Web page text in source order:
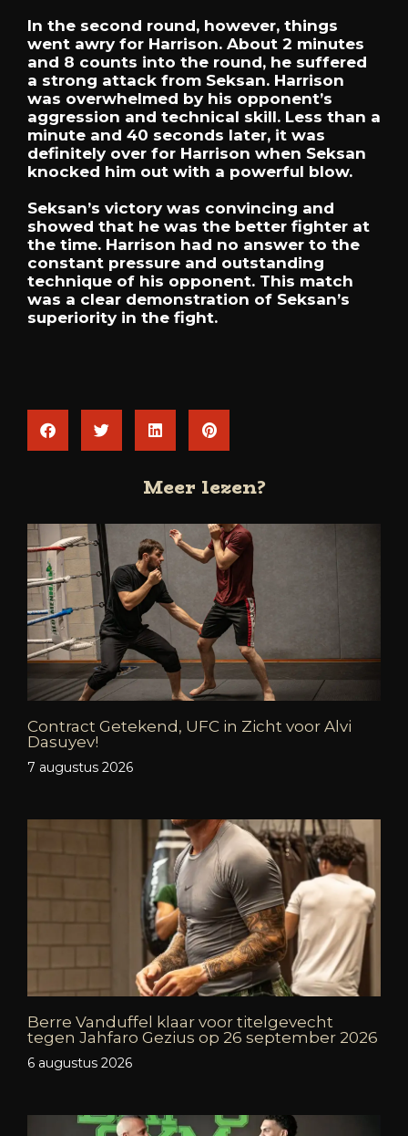
In the second round, however, things
went awry for Harrison. About 2 minutes
and 8 counts into the round, he suffered
a strong attack from Seksan. Harrison
was overwhelmed by his opponent’s
aggression and technical skill. Less than a
minute and 40 seconds later, it was
definitely over for Harrison when Seksan
knocked him out with a powerful blow.
Seksan’s victory was convincing and
showed that he was the better fighter at
the time. Harrison had no answer to the
constant pressure and outstanding
technique of his opponent. This match
was a clear demonstration of Seksan’s
superiority in the fight.
Meer lezen?
Contract Getekend, UFC in Zicht voor Alvi
Dasuyev!
7 augustus 2026
Berre Vanduffel klaar voor titelgevecht
tegen Jahfaro Gezius op 26 september 2026
6 augustus 2026